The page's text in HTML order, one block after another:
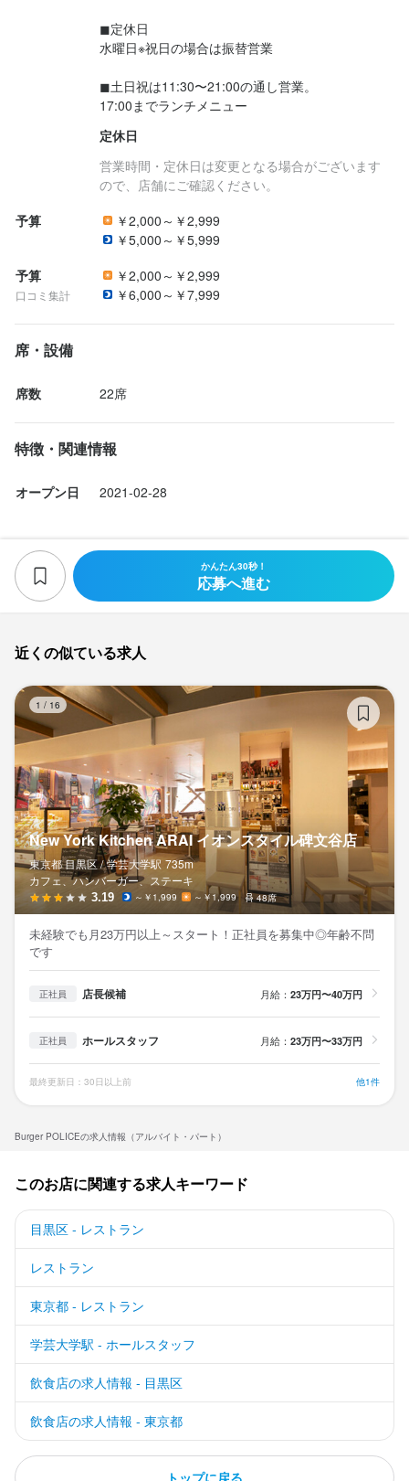
Burger POLICEの求人情報（アルバイト・パート）
◼︎定休日
水曜日※祝日の場合は振替営業
◼︎土日祝は11:30〜21:00の通し営業。
17:00までランチメニュー
定休日
営業時間・定休日は変更となる場合がございます
ので、店舗にご確認ください。
予算
￥2,000～￥2,999
￥5,000～￥5,999
予算
口コミ集計
￥2,000～￥2,999
￥6,000～￥7,999
席・設備
席数 22席
特徴・関連情報
オープン日 2021-02-28
かんたん30秒！
応募へ進む
近くの似ている求人
1 / 16
New York Kitchen ARAI イオンスタイル碑文谷店
東京都 目黒区 / 学芸大学駅 735m
カフェ、ハンバーガー、ステーキ
3.19 ～￥1,999 ～￥1,999 48席
未経験でも月23万円以上～スタート！正社員を募集中◎年齢不問
です
正社員 店長候補 月給： 23万円〜40万円
正社員 ホールスタッフ 月給： 23万円〜33万円
最終更新日：30日以上前 他1件
このお店に関連する求人キーワード
目黒区 - レストラン
レストラン
東京都 - レストラン
学芸大学駅 - ホールスタッフ
飲食店の求人情報 - 目黒区
飲食店の求人情報 - 東京都